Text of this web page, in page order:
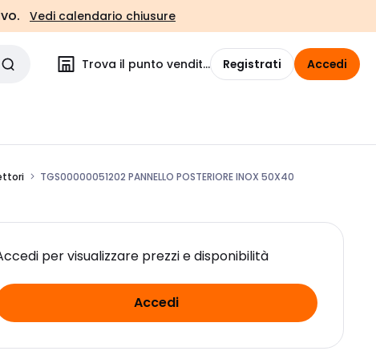
Vedi calendario chiusure
Trova il punto vendita Registrati Accedi
TGS00000051202 PANNELLO POSTERIORE INOX 50X40
per visualizzare prezzi e disponibilità
Accedi